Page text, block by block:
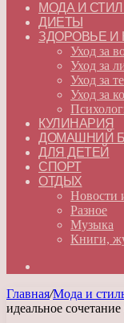
МОДА И
ДИЕТЫ
ЗДОРОВЬЕ И
Уход за
Уход за
Уход за
Уход за
КУЛИНАРИЯ
ДОМАШНИЙ
ДЛЯ ДЕТЕЙ
СПОРТ
ОТДЫХ
Новости
Разное
Музыка
Книги,
Главная/Мода и
идеальное